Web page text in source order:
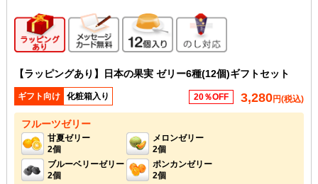
ギフト向け商品メッセージカード無料
12個入り のし対応
【ラッピングあり】日本の果実 ゼリー6種(12個)ギフトセット
ギフト向け 化粧箱入り 20％OFF 3,280円(税込)
フルーツゼリー
甘夏ゼリー
2個
メロンゼリー
2個
ブルーベリーゼリー
2個
ポンカンゼリー
2個